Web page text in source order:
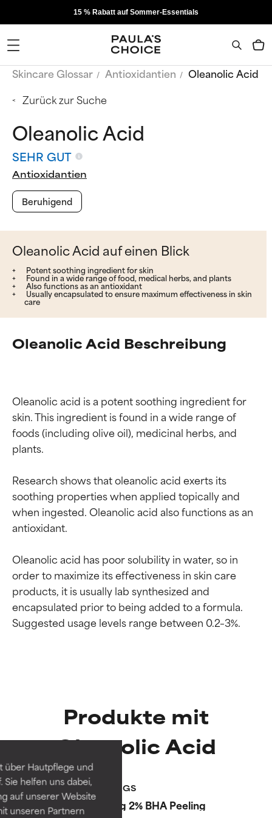
über Hautpflege und
helfen uns dabei,
auf unserer Website
unseren Partnern
15 % Rabatt auf Sommer-Essentials
Skincare Glossar Antioxidantien
Oleanolic Acid
Zurück zur Suche
Oleanolic Acid
SEHR GUT
Antioxidantien
Beruhigend
Oleanolic Acid auf einen Blick
Potent soothing ingredient for skin
Found in a wide range of food, medical herbs, and plants
Also functions as an antioxidant
Usually encapsulated to ensure maximum effectiveness in skin
care
Oleanolic Acid Beschreibung
Oleanolic acid is a potent soothing ingredient for
skin. This ingredient is found in a wide range of
foods (including olive oil), medicinal herbs, and
plants.
Research shows that oleanolic acid exerts its
soothing properties when applied topically and
when ingested. Oleanolic acid also functions as an
antioxidant.
Oleanolic acid has poor solubility in water, so in
order to maximize its effectiveness in skin care
products, it is usually lab synthesized and
encapsulated prior to being added to a formula.
Produkte mit
Oleanolic Acid
Routine
SCHRITT 3 PEELINGS
Resist Anti-Aging 2% BHA Peeling
Inhaltsstoffe
SEHR GUT
Erwiesen und durch
unabhängige Studien belegt.
Hervorragender Wirkstoff für
die meisten Hauttypen und -
Inhaltsstoffe
SEHR GUT
Erwiesen und durch
unabhängige Studien belegt.
Hervorragender Wirkstoff für
die meisten Hauttypen und -